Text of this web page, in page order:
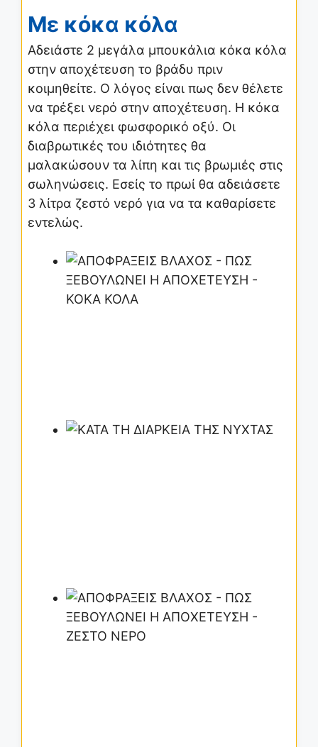
Με κόκα κόλα
Αδειάστε 2 μεγάλα μπουκάλια κόκα κόλα
στην αποχέτευση το βράδυ πριν
κοιμηθείτε. Ο λόγος είναι πως δεν θέλετε
να τρέξει νερό στην αποχέτευση. Η κόκα
κόλα περιέχει φωσφορικό οξύ. Οι
διαβρωτικές του ιδιότητες θα
μαλακώσουν τα λίπη και τις βρωμιές στις
σωληνώσεις. Εσείς το πρωί θα αδειάσετε
3 λίτρα ζεστό νερό για να τα καθαρίσετε
εντελώς.